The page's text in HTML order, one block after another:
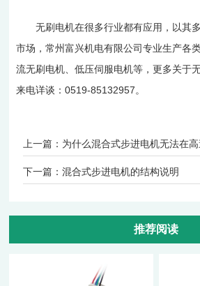
无刷电机在很多行业都有应用，以其
市场，常州富兴机电有限公司专业生产各
流无刷电机、低压伺服电机等，更多关于
来电详谈：0519-85132957。
上一篇： 为什么混合式步进电机无法在
下一篇：混合式步进电机的结构说明
推荐阅读